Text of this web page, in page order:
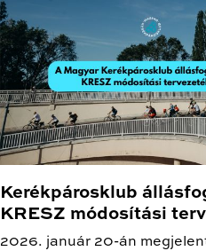
Kerékpárosklub
KRESZ módosítási
2026. január 20-án